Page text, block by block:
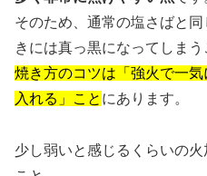
そのため、通常の塩さばと
きには真っ黒になってしまう
焼き方のコツは「強火で一
入れる」こと にあります。
少し弱いと感じるくらいの